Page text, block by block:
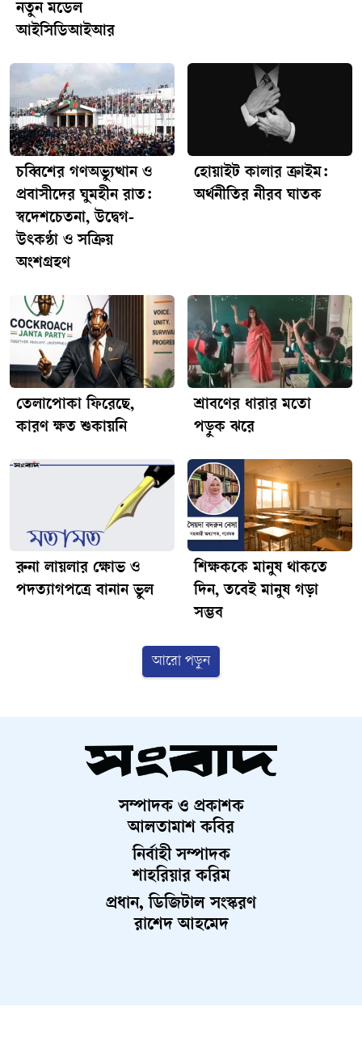
নতুন মডেল
আইসিডিআইআর
চব্বিশের গণঅভ্যুত্থান ও
প্রবাসীদের ঘুমহীন রাত:
স্বদেশচেতনা, উদ্বেগ-
উৎকণ্ঠা ও সক্রিয়
অংশগ্রহণ
হোয়াইট কালার ক্রাইম:
অর্থনীতির নীরব ঘাতক
তেলাপোকা ফিরেছে,
কারণ ক্ষত শুকায়নি
শ্রাবণের ধারার মতো
পড়ুক ঝরে
রুনা লায়লার ক্ষোভ ও
পদত্যাগপত্রে বানান ভুল
শিক্ষককে মানুষ থাকতে
দিন, তবেই মানুষ গড়া
সম্ভব
আরো পড়ুন
সম্পাদক ও প্রকাশক
আলতামাশ কবির
নির্বাহী সম্পাদক
শাহরিয়ার করিম
প্রধান, ডিজিটাল সংস্করণ
রাশেদ আহমেদ